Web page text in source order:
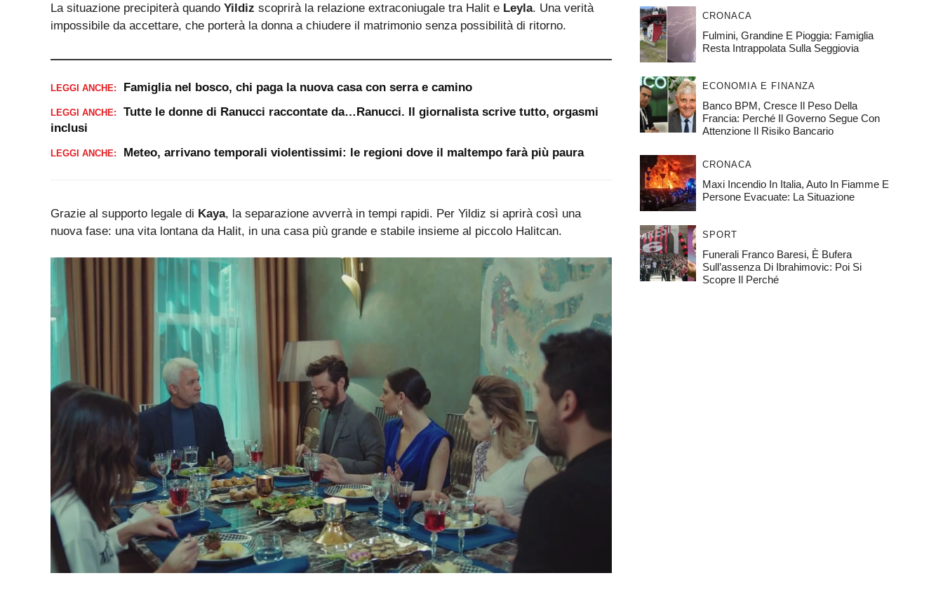
La situazione precipiterà quando Yildiz scoprirà la relazione extraconiugale tra Halit e Leyla. Una verità
impossibile da accettare, che porterà la donna a chiudere il matrimonio senza possibilità di ritorno.
LEGGI ANCHE: Famiglia nel bosco, chi paga la nuova casa con serra e camino
LEGGI ANCHE:
Tutte le donne di Ranucci raccontate da…Ranucci. Il giornalista scrive tutto, orgasmi
inclusi
LEGGI ANCHE: Meteo, arrivano temporali violentissimi: le regioni dove il maltempo farà più paura
Grazie al supporto legale di Kaya, la separazione avverrà in tempi rapidi. Per Yildiz si aprirà così una
nuova fase: una vita lontana da Halit, in una casa più grande e stabile insieme al piccolo Halitcan.
CRONACA
Fulmini, Grandine E Pioggia: Famiglia
Resta Intrappolata Sulla Seggiovia
ECONOMIA E FINANZA
Banco BPM, Cresce Il Peso Della
Francia: Perché Il Governo Segue Con
Attenzione Il Risiko Bancario
CRONACA
Maxi Incendio In Italia, Auto In Fiamme E
Persone Evacuate: La Situazione
SPORT
Funerali Franco Baresi, È Bufera
Sull’assenza Di Ibrahimovic: Poi Si
Scopre Il Perché